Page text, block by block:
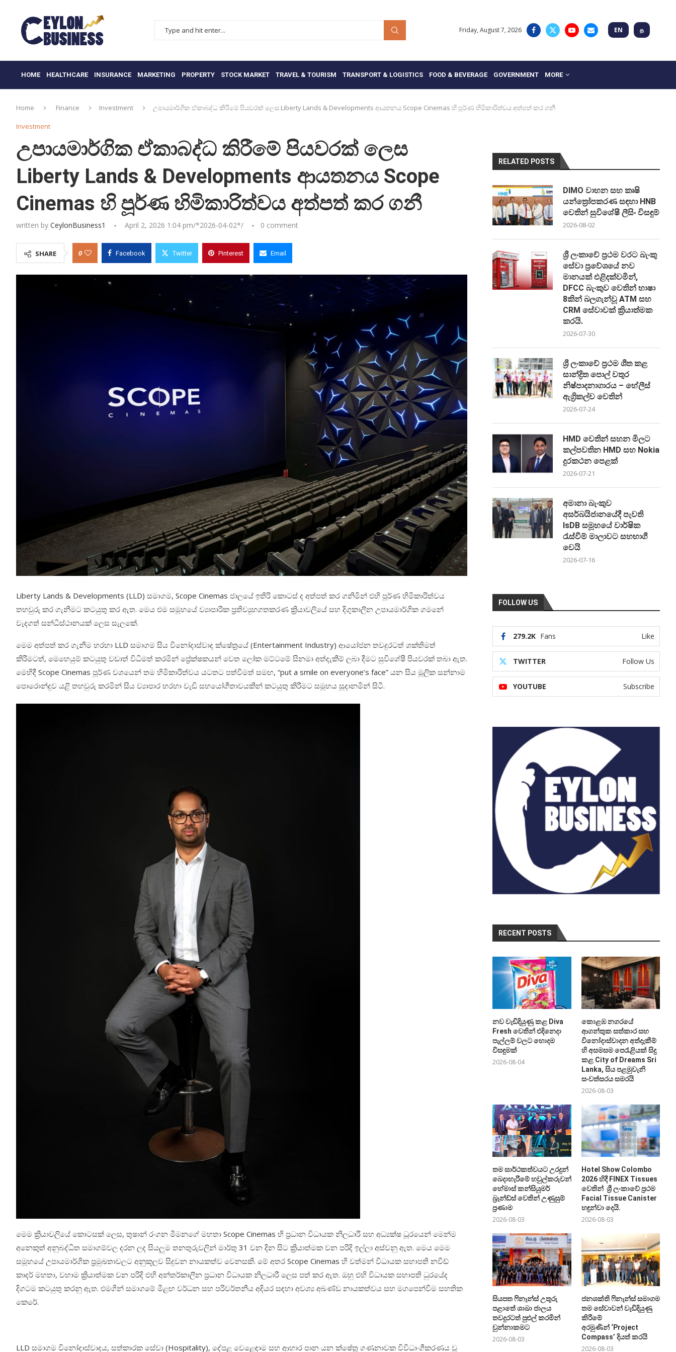
Friday, August 7, 2026 EN த
HOME HEALTHCARE INSURANCE MARKETING PROPERTY STOCK MARKET TRAVEL & TOURISM TRANSPORT & LOGISTICS FOOD & BEVERAGE GOVERNMENT MORE
Home Finance Investment උපායමාර්ගික ඒකාබද්ධ කිරීමේ පියවරක් ලෙස Liberty Lands & Developments ආයතනය Scope Cinemas හි පූර්ණ හිමිකාරිත්වය අත්පත් කර ගනී
Investment
උපායමාර්ගික ඒකාබද්ධ කිරීමේ පියවරක් ලෙස
Liberty Lands & Developments ආයතනය Scope
Cinemas හි පූර්ණ හිමිකාරිත්වය අත්පත් කර ගනී
written by CeylonBusiness1 April 2, 2026 1:04 pm/*2026-04-02*/ 0 comment
SHARE 0 Facebook Twitter Pinterest Email
Liberty Lands & Developments (LLD) සමාගම, Scope Cinemas ජාලයේ ඉතිරි කොටස් ද අත්පත් කර ගනිමින් එහි පූර්ණ හිමිකාරිත්වය
තහවුරු කර ගැනීමට කටයුතු කර ඇත. මෙය එම සමූහයේ ව්‍යාපාරික ප්‍රතිව්‍යුහගතකරණ ක්‍රියාවලියේ සහ දිගුකාලීන උපායමාර්ගික ගමනේ
වැදගත් සන්ධිස්ථානයක් ලෙස සැලකේ.
මෙම අත්පත් කර ගැනීම හරහා LLD සමාගම සිය විනෝදාස්වාද ක්ෂේත්‍රයේ (Entertainment Industry) ආයෝජන තවදුරටත් ශක්තිමත්
කිරීමටත්, මෙහෙයුම් කටයුතු වඩාත් විධිමත් කරමින් ප්‍රේක්ෂකයන් වෙත ලෝක මට්ටමේ සිනමා අත්දැකීම් ලබා දීමට සුවිශේෂී පියවරක් තබා ඇත.
මෙහිදී Scope Cinemas පූර්ණ වශයෙන් තම හිමිකාරිත්වය යටතට පත්වීමත් සමඟ, “put a smile on everyone’s face” යන සිය මූලික සන්නාම
පොරොන්දුව යළි තහවුරු කරමින් සිය ව්‍යාපාර හරහා වැඩි සහයෝගීතාවයකින් කටයුතු කිරීමට සමූහය සූදානමින් සිටී.
මෙම ක්‍රියාවලියේ කොටසක් ලෙස, තුෂාන් රංගන මීමනගේ මහතා Scope Cinemas හි ප්‍රධාන විධායක නිලධාරී සහ අධ්‍යක්ෂ ධූරයෙන් මෙන්ම
අනෙකුත් අනුබද්ධිත සමාගම්වල දරන ලද සියලුම තනතුරුවලින් මාර්තු 31 වන දින සිට ක්‍රියාත්මක වන පරිදි ඉල්ලා අස්වනු ඇත. මෙය මෙම
සමූහයේ උපායමාර්ගික ප්‍රමුඛතාවලට අනුකූලව සිදුවන නායකත්ව වෙනසකි. මේ අතර Scope Cinemas හි වත්මන් විධායක සභාපති නවීඩ්
කාදර් මහතා, වහාම ක්‍රියාත්මක වන පරිදි එහි අන්තර්කාලීන ප්‍රධාන විධායක නිලධාරී ලෙස පත් කර ඇත. ඔහු එහි විධායක සභාපති ධුරයේද
දිගටම කටයුතු කරනු ඇත. එමගින් සමාගමේ මීළඟ වර්ධන සහ පරිවර්තනීය අදියර සඳහා අවශ්‍ය අඛණ්ඩ නායකත්වය සහ මගපෙන්වීම සහතික
කෙරේ.
LLD සමාගම විනෝදාස්වාදය, සත්කාරක සේවා (Hospitality), දේපළ වෙළෙඳාම සහ ආහාර පාන යන ක්ෂේත්‍ර ගණනාවක විවිධාංගීකරණය වූ
RELATED POSTS
DIMO වාහන සහ කෘෂි
යන්ත්‍රෝපකරණ සඳහා HNB
වෙතින් සුවිශේෂී ලීසිං විසඳුම්
2026-08-02
ශ්‍රී ලංකාවේ ප්‍රථම වරට බැංකු
සේවා ප්‍රවේශයේ නව
මානයක් එළිදක්වමින්,
DFCC බැංකුව වෙතින් භාෂා
8කින් බලගැන්වූ ATM සහ
CRM සේවාවක් ක්‍රියාත්මක
කරයි.
2026-07-30
ශ්‍රී ලංකාවේ ප්‍රථම ශීත කළ
සාන්ද්‍රිත පොල් වතුර
නිෂ්පාදනාගාරය – හේලීස්
ඇග්‍රිකල්ච වෙතින්
2026-07-24
HMD වෙතින් සහන මිලට
කල්පවතින HMD සහ Nokia
දුරකථන පෙළක්
2026-07-21
අමානා බැංකුව
අසර්බයිජානයේදී පැවති
IsDB සමූහයේ වාර්ෂික
රැස්වීම් මාලාවට සහභාගී
වෙයි
2026-07-16
FOLLOW US
279.2K Fans Like
TWITTER Follow Us
YOUTUBE Subscribe
RECENT POSTS
නව වැඩිදියුණු කළ Diva
Fresh වෙතින් එදිනෙදා
පැල්ලම් වලට හොදම
විසඳුමක්
2026-08-04
කොළඹ නගරයේ
ආගන්තුක සත්කාර සහ
විනෝදාස්වාදන අත්දැකීම්
හි අසමසම පෙරැළියක් සිදු
කළ City of Dreams Sri
Lanka, සිය පළමුවැනි
සංවත්සරය සමරයි
2026-08-03
තම සාර්ථකත්වයට උරදුන්
බෙදාහැරීමේ හවුල්කරුවන්ට
හේමාස් කන්සියුමර්
බ්‍රෑන්ඩ්ස් වෙතින් උණුසුම්
ප්‍රණාම
2026-08-03
Hotel Show Colombo
2026 හිදී FINEX Tissues
වෙතින් ශ්‍රී ලංකාවේ ප්‍රථම
Facial Tissue Canister
හඳුන්වා දෙයි.
2026-08-03
සියපත ෆිනෑන්ස් උතුරු
පළාතේ ශාඛා ජාලය
තවදුරටත් පුළුල් කරමින්
චුන්නාකමට
2026-08-03
ජනශක්ති ෆිනෑන්ස් සමාගම
තම සේවාවන් වැඩිදියුණු
කිරීමේ
අරමුණින් ‘Project
Compass’ දියත් කරයි
2026-08-03